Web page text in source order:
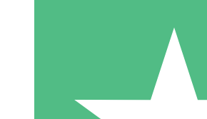
Individuelle Credit-
Zahlen Sie nach Bedarf mit
monatliche Verpflichtung